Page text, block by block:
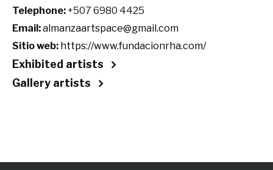
Telephone:+507 6980 4425
Email:almanzaartspace@gmail.com
Sitio web: https://www.fundacionrha.com/
Exhibited artists
Gallery artists